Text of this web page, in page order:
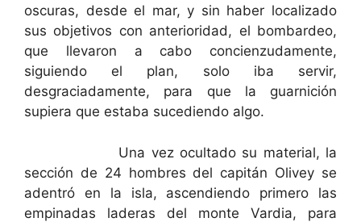
oscuras, desde el mar, y sin haber localizado
sus objetivos con anterioridad, el bombardeo,
que llevaron a cabo concienzudamente,
siguiendo el plan, solo iba servir,
desgraciadamente, para que la guarnición
supiera que estaba sucediendo algo.
Una vez ocultado su material, la
sección de 24 hombres del capitán Olivey se
adentró en la isla, ascendiendo primero las
empinadas laderas del monte Vardia, para